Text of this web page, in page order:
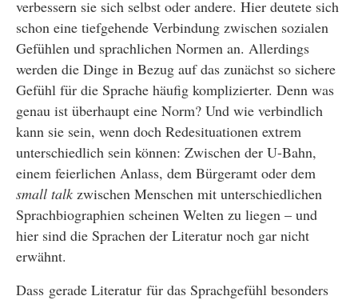
verbessern sie sich selbst oder andere. Hier deutete sich
schon eine tiefgehende Verbindung zwischen sozialen
Gefühlen und sprachlichen Normen an. Allerdings
werden die Dinge in Bezug auf das zunächst so sichere
Gefühl für die Sprache häufig komplizierter. Denn was
genau ist überhaupt eine Norm? Und wie verbindlich
kann sie sein, wenn doch Redesituationen extrem
unterschiedlich sein können: Zwischen der U-Bahn,
einem feierlichen Anlass, dem Bürgeramt oder dem
small talk zwischen Menschen mit unterschiedlichen
Sprachbiographien scheinen Welten zu liegen – und
hier sind die Sprachen der Literatur noch gar nicht
erwähnt.
Dass gerade Literatur für das Sprachgefühl besonders